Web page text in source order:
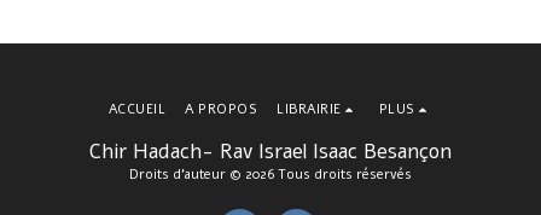
Chir Hadach- Rav Israel Isaac Besançon
Droits d'auteur © 2026 Tous droits réservés
ACCUEIL A PROPOS LIBRAIRIE PLUS